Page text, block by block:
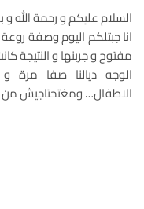
السلام عليكم و رحمة الله و
انا جبتلكم اليوم وصفة
مفتوح و جربنها و النتيجة
الوجه ديالنا صفا مرة
الاطفال… ومغتحتاجيش من